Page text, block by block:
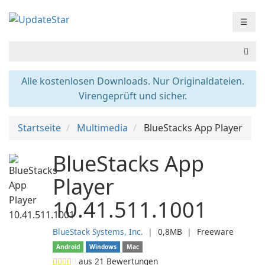
☰
Alle kostenlosen Downloads. Nur Originaldateien.
Virengeprüft und sicher.
Startseite Multimedia BlueStacks App Player
BlueStacks App
Player
10.41.511.1001
BlueStack Systems, Inc. ❘ 0,8MB ❘ Freeware
Android Windows Mac
aus 21 Bewertungen